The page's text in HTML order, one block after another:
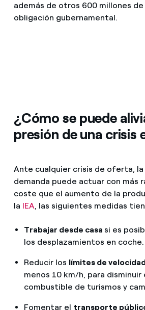
además de otros 600 millones
obligación gubernamental.
¿Cómo se puede
presión de una crisis
Ante cualquier crisis de oferta,
demanda puede actuar con más
coste que el aumento de la
la IEA , las siguientes medidas
Trabajar desde casa si es
los desplazamientos en coche.
Reducir los límites de
menos 10 km/h, para disminuir
combustible de turismos y
Fomentar el transporte